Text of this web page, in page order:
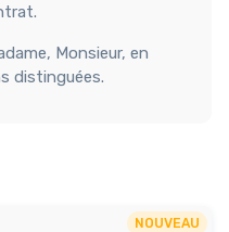
Monsieur, en
distinguées.
NOUVEAU